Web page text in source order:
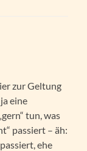
zur Geltung
eine
tun, was
passiert – äh:
ehe